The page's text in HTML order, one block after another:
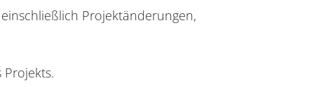
Projektänderungen,
Projekts.